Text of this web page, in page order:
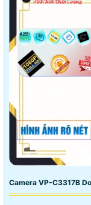
Camera VP-C3317B